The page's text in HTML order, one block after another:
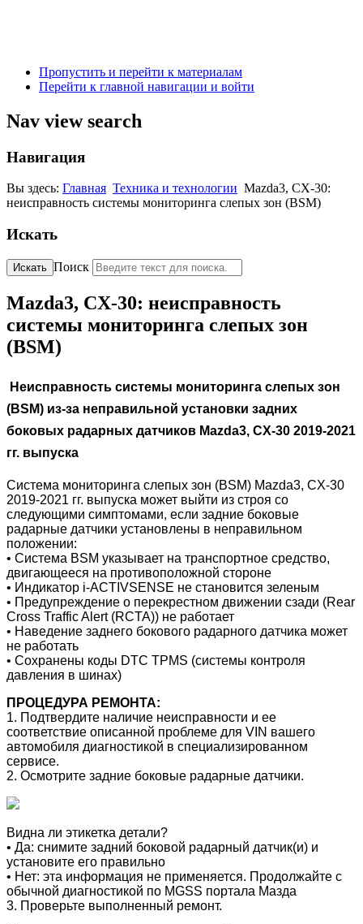
Пропустить и перейти к материалам
Перейти к главной навигации и войти
Nav view search
Навигация
Вы здесь: Главная Техника и технологии Mazda3, CX-30:
неисправность системы мониторинга слепых зон (BSM)
Искать
Искать Поиск
Mazda3, CX-30: неисправность
системы мониторинга слепых зон
(BSM)
Неисправность системы мониторинга слепых зон
(BSM) из-за неправильной установки задних
боковых радарных датчиков Mazda3, CX-30 2019-2021
гг. выпуска
Система мониторинга слепых зон (BSM) Mazda3, CX-30
2019-2021 гг. выпуска может выйти из строя со
следующими симптомами, если задние боковые
радарные датчики установлены в неправильном
положении:
• Система BSM указывает на транспортное средство,
двигающееся на противоположной стороне
• Индикатор i-ACTIVSENSE не становится зеленым
• Предупреждение о перекрестном движении сзади (Rear
Cross Traffic Alert (RCTA)) не работает
• Наведение заднего бокового радарного датчика может
не работать
• Сохранены коды DTC TPMS (системы контроля
давления в шинах)
ПРОЦЕДУРА РЕМОНТА:
1. Подтвердите наличие неисправности и ее
соответствие описанной проблеме для VIN вашего
автомобиля диагностикой в специализированном
сервисе.
2. Осмотрите задние боковые радарные датчики.
Видна ли этикетка детали?
• Да: снимите задний боковой радарный датчик(и) и
установите его правильно
• Нет: эта информация не применяется. Продолжайте с
обычной диагностикой по MGSS портала Мазда
3. Проверьте выполненный ремонт.